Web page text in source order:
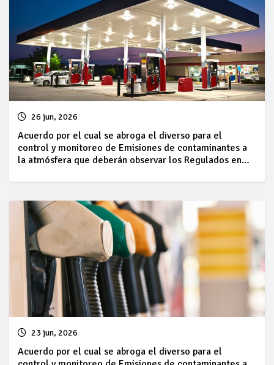
26 jun, 2026
Acuerdo por el cual se abroga el diverso para el
control y monitoreo de Emisiones de contaminantes a
la atmósfera que deberán observar los Regulados en
al público de gasolinas y/o diésel
23 jun, 2026
Acuerdo por el cual se abroga el diverso para el